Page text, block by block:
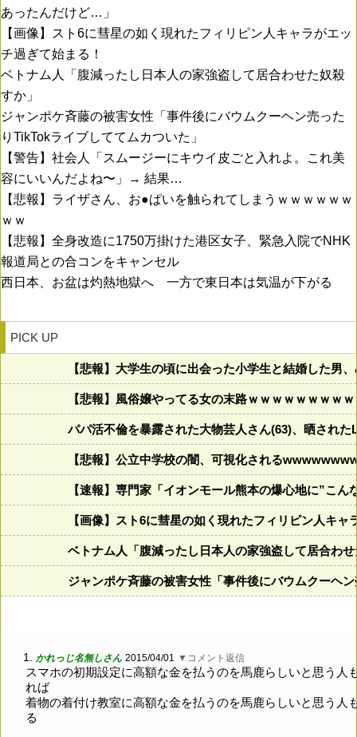
あったんだけど…」
【画像】スト6に彗星の如く現れたフィリピン人キャラがエッ
チ過ぎて始まる！
ベトナム人「腹減ったし日本人の家強盗して居合わせた奴殺
すか」
ジャンポケ斉藤の被害女性「事件後にバウムクーヘン売った
りTikTokライブしててムカついた」
【警告】社会人「スムージーにキウイ皮ごと入れよ。これ美
容にいいんだよね〜」→ 結果…
【悲報】ライザさん、お●ぱいを触られてしまうｗｗｗｗｗｗ
ｗｗ
【悲報】全身改造に1750万掛けた港区女子、緊急入院でNHK
報道局との合コンをキャンセル
西日本、お盆は灼熱地獄へ 一方で東日本は気温が下がる
PICK UP
【悲報】大学生の頃に出会った小学生と結婚した
【悲報】風俗嬢やってる女の末路ｗｗｗｗｗｗｗｗ
パパ活不倫を暴露された大物芸人さん(63)、晒され
【悲報】公立中学校の闇、可視化される
【速報】専門家「イオンモール熊本の爆心地に”こ
【画像】スト6に彗星の如く現れたフィリピン人キャ
ベトナム人「腹減ったし日本人の家強盗して居合わ
ジャンポケ斉藤の被害女性「事件後にバウムクーヘ
1. かれっじ名無しさん 2015/04/01 ▼コメント返信
スマホの初期設定に高額な金を払うのを馬鹿らしいと思う人
れば
着物の着付け教室に高額な金を払うのを馬鹿らしいと思う人
る